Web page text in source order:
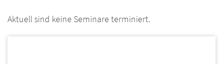
Aktuell sind keine Seminare terminiert.